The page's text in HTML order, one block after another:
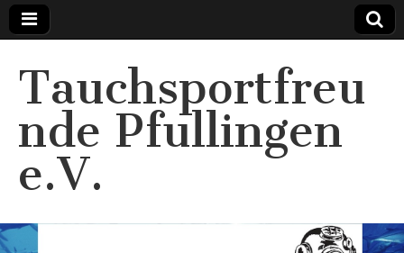
Tauchsportfreu
nde Pfullingen
e.V.